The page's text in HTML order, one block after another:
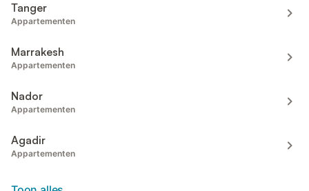
Tanger
Appartementen
Marrakesh
Appartementen
Nador
Appartementen
Agadir
Appartementen